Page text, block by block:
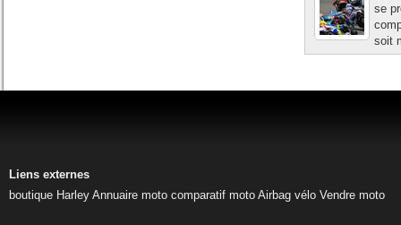
se
soit
Liens externes
boutique Harley Annuaire moto comparatif moto Airbag vélo Vendre moto